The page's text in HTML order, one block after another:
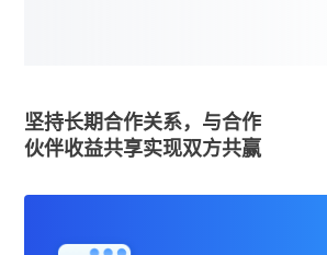
坚持长期合作关系，与合作
伙伴收益共享实现双方共赢